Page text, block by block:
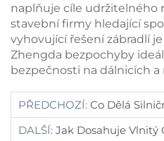
naplňuje cíle udržitelného
stavební firmy hledající
vyhovující řešení zábradlí
Zhengda bezpochyby
bezpečnosti na dálnicích a
PŘEDCHOZÍ: Co Dělá Silniční Zábradlí
DALŠÍ: Jak Dosahuje Vlnitý Ocelový Nosník